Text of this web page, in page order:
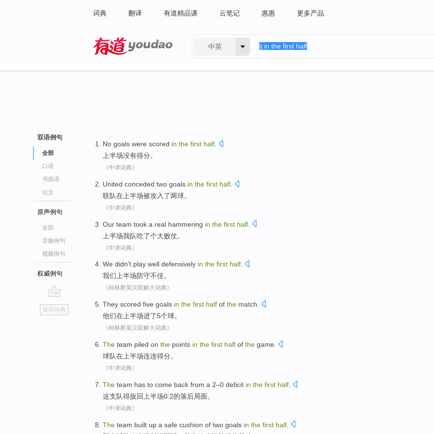
词典 翻译 有道精品课 云笔记 惠惠 更多产品
中英
双语例句
全部
口语
书面语
论文
原声例句
全部
音频例句
视频例句
权威例句
go
top
返回词典
No goals were scored in the first half
上半场没有得分。
《牛津词典》
United conceded two goals in the first half
联队在 上半场被攻入了两球。
《牛津词典》
Our team took a real hammering in the first half
上半场我队吃了个大败仗。
《牛津词典》
We didn't play well defensively in the first half.
我们上半场防守不佳。
《柯林斯英汉双解大词典》
They scored five goals in the first half of the match.
他们在 上半场进了5个球。
《柯林斯英汉双解大词典》
The team piled on the points in the first half of the game.
球队在 上半场连连得分。
《牛津词典》
The team has to come back from a 2–0 deficit in the first half
这支队得扳回 上半场0:2的落后局面。
《牛津词典》
The team built up a safe cushion of two goals in the first half